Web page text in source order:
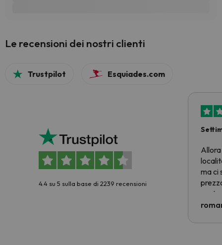
Le recensioni dei nostri clienti
Trustpilot Esquiades.com
4.4 su 5 sulla base di 2239 recensioni
Allora
ma ci